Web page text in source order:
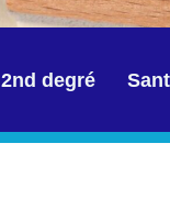
2nd degré